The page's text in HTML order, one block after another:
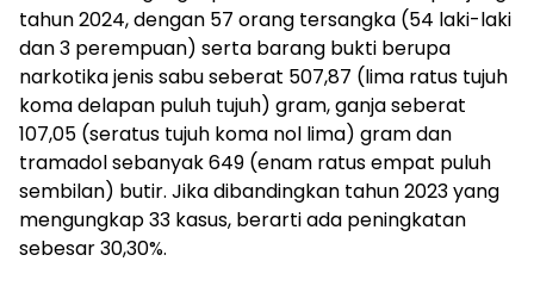
tahun 2024, dengan 57 orang tersangka (54 laki-laki
dan 3 perempuan) serta barang bukti berupa
narkotika jenis sabu seberat 507,87 (lima ratus tujuh
koma delapan puluh tujuh) gram, ganja seberat
107,05 (seratus tujuh koma nol lima) gram dan
tramadol sebanyak 649 (enam ratus empat puluh
sembilan) butir. Jika dibandingkan tahun 2023 yang
mengungkap 33 kasus, berarti ada peningkatan
sebesar 30,30%.